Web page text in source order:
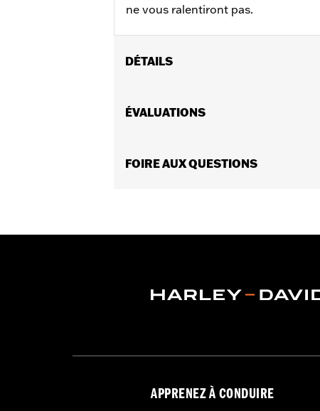
ne vous ralentiront pas.
DÉTAILS
après) équipés d’un levier de frein
GARANTIE:Garantie limitée de 1 an –
ÉVALUATIONS
FOIRE AUX QUESTIONS
APPRENEZ À CONDUIRE